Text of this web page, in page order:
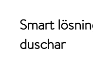
Smart
duschar